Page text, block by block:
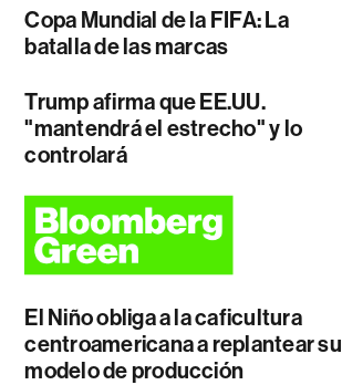
Copa Mundial de la FIFA: La
batalla de las marcas
Trump afirma que EE.UU.
"mantendrá el estrecho" y lo
controlará
El Niño obliga a la caficultura
centroamericana a replantear su
modelo de producción